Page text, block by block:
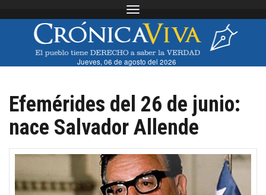
Toggle navigation
Jueves, 06 de agosto del 2026
Efemérides del 26 de junio:
nace Salvador Allende